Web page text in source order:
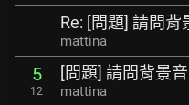
Re: [問題] 請問
mattina
5
12
[問題] 請問背景
mattina